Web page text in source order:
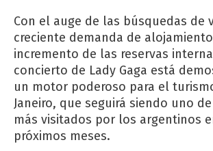
Con el auge de las búsquedas de
creciente demanda de
incremento de las reservas
concierto de Lady Gaga está
un motor poderoso para el
Janeiro, que seguirá siendo uno
más visitados por los argentinos
próximos meses.